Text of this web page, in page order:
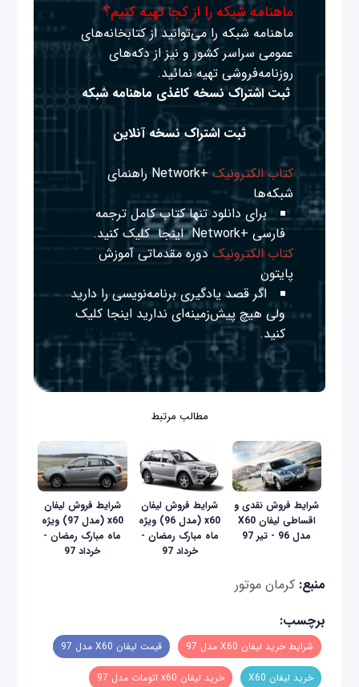
ماهنامه شبکه را از کجا تهیه کنیم؟
ماهنامه شبکه را می‌توانید از کتابخانه‌های
عمومی سراسر کشور و نیز از دکه‌های
روزنامه‌فروشی تهیه نمائید.
ثبت اشتراک نسخه کاغذی ماهنامه شبکه
ثبت اشتراک نسخه آنلاین
کتاب الکترونیک
+Network راهنمای
شبکه‌ها
برای دانلود تنها کتاب کامل ترجمه
فارسی +Network
اینجا کلیک کنید.
کتاب الکترونیک دوره مقدماتی آموزش
پایتون
اگر قصد یادگیری برنامه‌نویسی را دارید
ولی هیچ پیش‌زمینه‌ای نداریداینجا کلیک
کنید.
مطالب مرتبط
شرایط فروش نقدی و
اقساطی لیفان X60
مدل 96 - تیر 97
شرایط فروش لیفان
x60 (مدل 96) ویژه
ماه مبارک رمضان -
خرداد 97
شرایط فروش لیفان
x60 (مدل 97) ویژه
ماه مبارک رمضان -
خرداد 97
منبع:کرمان موتور
برچسب:
شرایط خرید لیفان X60 مدل 97 قیمت لیفان X60 مدل 97
خرید لیفان X60 خرید لیفان x60 اتومات مدل 97